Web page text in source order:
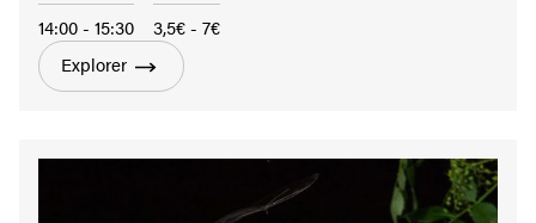
14:00 - 15:30
3,5€ - 7€
Explorer